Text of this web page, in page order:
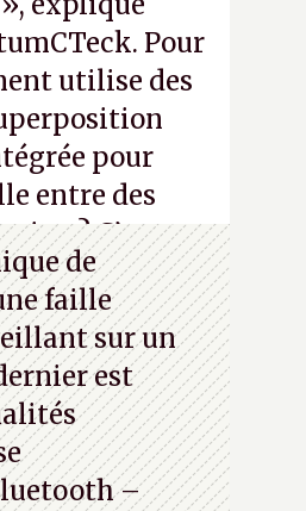
Pour
utilise des
pour
entre des
? C’est
(Crédit
de
faille
sur un
est
–